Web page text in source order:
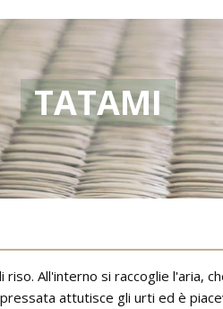
TATAMI
All'interno si raccoglie l'aria,
attutisce gli urti ed è